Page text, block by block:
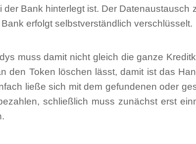
der Bank hinterlegt ist. Der Datenaustausch
erfolgt selbstverständlich verschlüsselt.
muss damit nicht gleich die ganze
den Token löschen lässt, damit ist das
ließe sich mit dem gefundenen oder
schließlich muss zunächst erst